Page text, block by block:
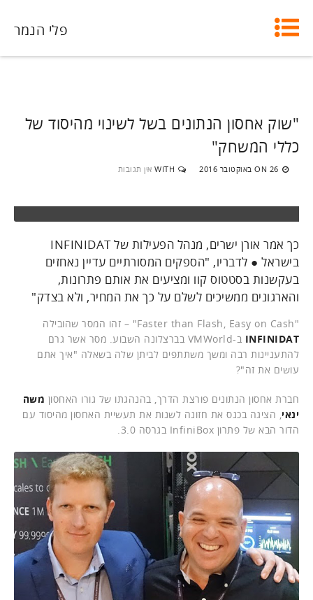
פלי הנמר
"שוק אחסון הנתונים בשל לשינוי מהיסוד של
כללי המשחק"
ON 26 באוקטובר 2016 WITH אין תגובות
כך אמר אורן ישרים, מנהל הפעילות של INFINIDAT
בישראל ● לדבריו, "הספקים המסורתיים עדיין נאחזים
בעקשנות בסטטוס קוו ומציעים את אותם פתרונות,
והארגונים ממשיכים לשלם על כך את המחיר, ולא בצדק"
"Faster than Flash, Easy on Cash" – זהו המסר שהובילה
INFINIDAT
ב-VMWorld בברצלונה השבוע. מסר אשר גרם
להתעניינות רבה ומשך משתתפים לביתן שלה בשאלה "איך אתם
עושים את זה"?
חברת אחסון הנתונים פורצת הדרך, בהנהגתו של גורו האחסון משה
ינאי, הציגה בכנס את חזונה לשנות את תעשיית האחסון מהיסוד עם
הדור הבא של פתרון InfiniBox בגרסה 3.0.